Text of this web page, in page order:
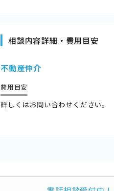
相談内容詳細・費用目安
不動産仲介
費用目安
詳しくはお問い合わせください。